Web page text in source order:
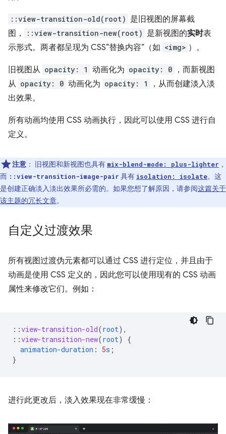
::view-transition-old(root) 是旧视图的屏幕截
图，
::view-transition-new(root) 是新视图的实时表
示形式。两者都呈现为 CSS“替换内容”（如 <img> ）。
旧视图从 opacity: 1 动画化为 opacity: 0
，而新视图
从 opacity: 0 动画化为 opacity: 1
，从而创建淡入淡
出效果。
所有动画均使用 CSS 动画执行，因此可以使用 CSS 进行自
定义。
注意 ： 旧视图和新视图也具有 mix-blend-mode: plus-lighter ，
而 ::view-transition-image-pair 具有 isolation: isolate。这
是创建正确淡入淡出效果所必需的。如果您想了解原因，请参阅这篇关于
该主题的冗长文章。
自定义过渡效果
所有视图过渡伪元素都可以通过 CSS 进行定位，并且由于
动画是使用 CSS 定义的，因此您可以使用现有的 CSS 动画
属性来修改它们。例如：
::view-transition-old(root),
::view-transition-new(root)
{
animation-duration : 5s ;
}
进行此更改后，淡入效果现在非常缓慢：